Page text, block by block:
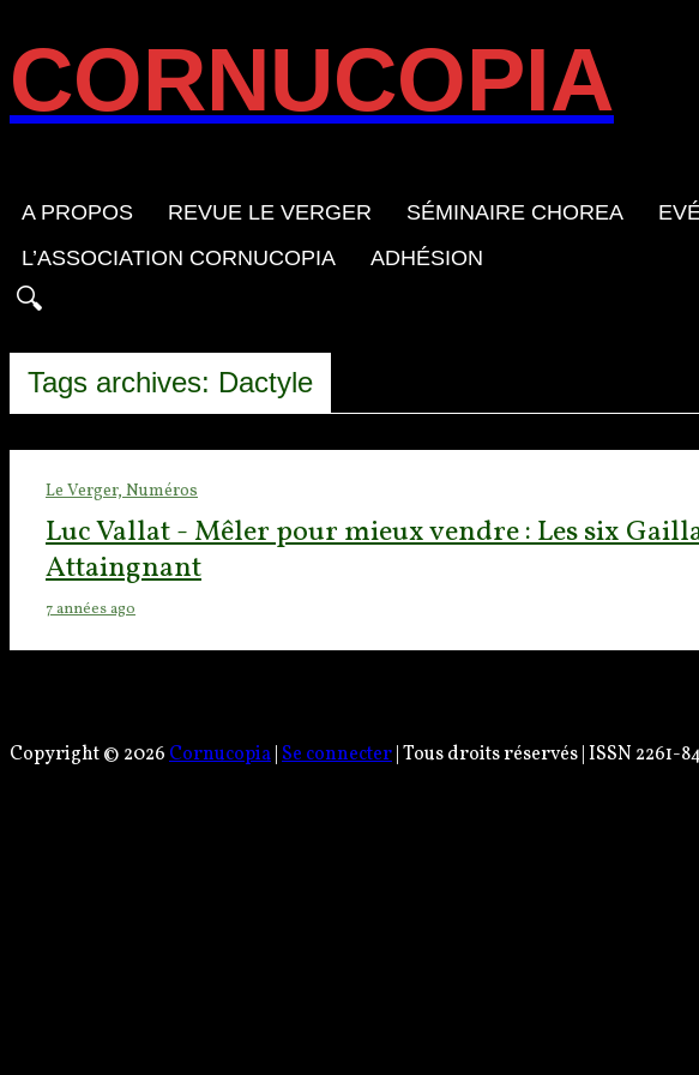
CORNUCOPIA
A PROPOS REVUE LE VERGER SÉMINAIRE CHOREA
L’ASSOCIATION CORNUCOPIA
ADHÉSION
Tags archives: Dactyle
Le Verger,Numéros
Luc Vallat - Mêler pour mieux vendre : Les six
Attaingnant
7 années ago
Copyright © 2026Cornucopia Se connecter | Tous droits réservés | ISSN 2261-